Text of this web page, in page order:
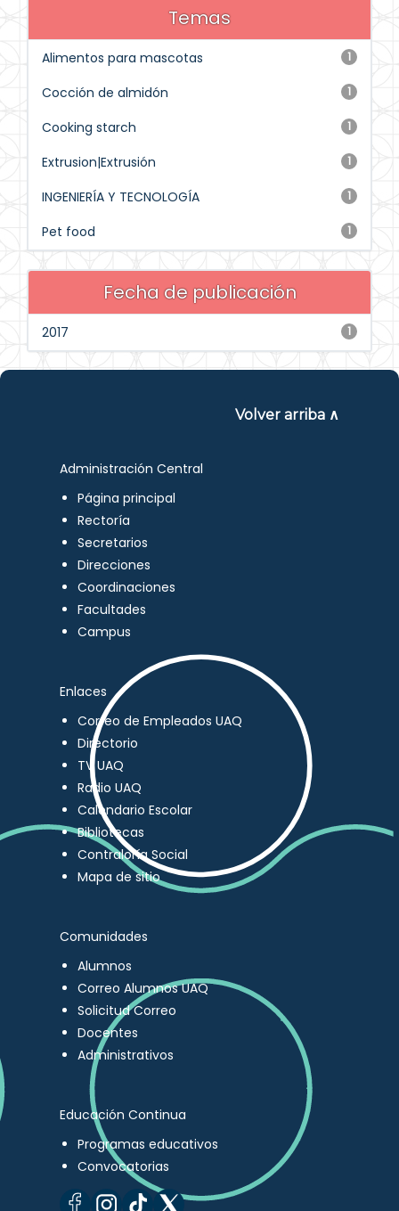
Temas
1
Alimentos para mascotas
1
Cocción de almidón
1
Cooking starch
1
Extrusion|Extrusión
1
INGENIERÍA Y TECNOLOGÍA
1
Pet food
Fecha de publicación
1
2017
Volver arriba ∧
Administración Central
Página principal
Rectoría
Secretarios
Direcciones
Coordinaciones
Facultades
Campus
Enlaces
Correo de Empleados UAQ
Directorio
TV UAQ
Radio UAQ
Calendario Escolar
Bibliotecas
Contraloría Social
Mapa de sitio
Comunidades
Alumnos
Correo Alumnos UAQ
Solicitud Correo
Docentes
Administrativos
Educación Continua
Programas educativos
Convocatorias